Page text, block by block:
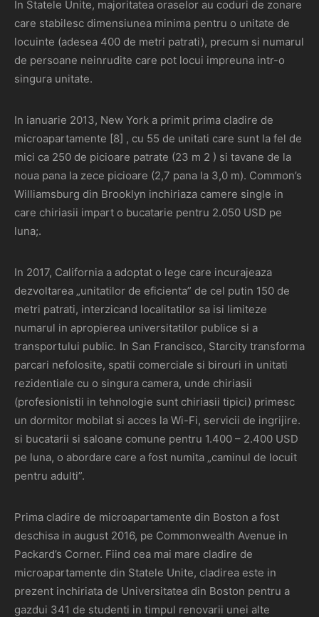
In Statele Unite, majoritatea oraselor au coduri de zonare
care stabilesc dimensiunea minima pentru o unitate de
locuinte (adesea 400 de metri patrati), precum si numarul
de persoane neinrudite care pot locui impreuna intr-o
singura unitate.
In ianuarie 2013, New York a primit prima cladire de
microapartamente [8] , cu 55 de unitati care sunt la fel de
mici ca 250 de picioare patrate (23 m 2 ) si tavane de la
noua pana la zece picioare (2,7 pana la 3,0 m). Common’s
Williamsburg din Brooklyn inchiriaza camere single in
care chiriasii impart o bucatarie pentru 2.050 USD pe
luna;.
In 2017, California a adoptat o lege care incurajeaza
dezvoltarea „unitatilor de eficienta” de cel putin 150 de
metri patrati, interzicand localitatilor sa isi limiteze
numarul in apropierea universitatilor publice si a
transportului public. In San Francisco, Starcity transforma
parcari nefolosite, spatii comerciale si birouri in unitati
rezidentiale cu o singura camera, unde chiriasii
(profesionistii in tehnologie sunt chiriasii tipici) primesc
un dormitor mobilat si acces la Wi-Fi, servicii de ingrijire.
si bucatarii si saloane comune pentru 1.400 – 2.400 USD
pe luna, o abordare care a fost numita „caminul de locuit
pentru adulti”.
Prima cladire de microapartamente din Boston a fost
deschisa in august 2016, pe Commonwealth Avenue in
Packard’s Corner. Fiind cea mai mare cladire de
microapartamente din Statele Unite, cladirea este in
prezent inchiriata de Universitatea din Boston pentru a
gazdui 341 de studenti in timpul renovarii unei alte